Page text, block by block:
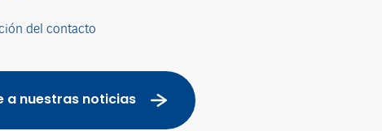
del contacto
a nuestras noticias